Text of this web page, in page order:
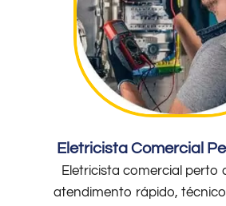
Eletricista Comercial
Eletricista comercial perto
atendimento rápido,